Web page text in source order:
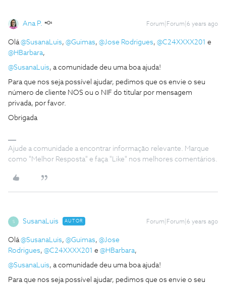
Ana P. Forum|Forum|6 years ago
Olá@SusanaLuis, @Guimas, @Jose Rodrigues, @C24XXXX201 e
@HBarbara,
@SusanaLuis, a comunidade deu uma boa ajuda!
Para que nos seja possível ajudar, pedimos que os envie o seu
número de cliente NOS ou o NIF do titular por mensagem
privada, por favor.
Obrigada
Ajude a comunidade a encontrar informação relevante. Marque
como "Melhor Resposta" e faça "Like" nos melhores comentários.
S SusanaLuis AUTOR Forum|Forum|6 years ago
Olá@SusanaLuis, @Guimas, @Jose
Rodrigues, @C24XXXX201 e @HBarbara,
@SusanaLuis, a comunidade deu uma boa ajuda!
Para que nos seja possível ajudar, pedimos que os envie o seu